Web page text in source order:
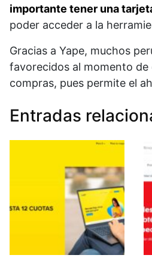
importante tener una
poder acceder a la
Gracias a Yape, muchos
favorecidos al momento de
compras, pues permite el
Entradas